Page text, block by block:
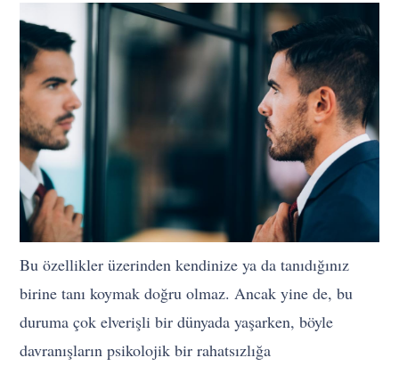
Bu özellikler üzerinden kendinize ya da tanıdığınız
birine tanı koymak doğru olmaz. Ancak yine de, bu
duruma çok elverişli bir dünyada yaşarken, böyle
davranışların psikolojik bir rahatsızlığa